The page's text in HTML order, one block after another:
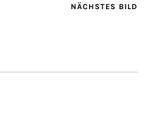
NÄCHSTES BILD